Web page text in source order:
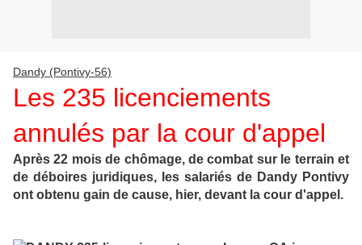
Dandy (Pontivy-56)
Les 235 licenciements
annulés par la cour d'appel
Après 22 mois de chômage, de combat sur le terrain et
de déboires juridiques, les salariés de Dandy Pontivy
ont obtenu gain de cause, hier, devant la cour d'appel.